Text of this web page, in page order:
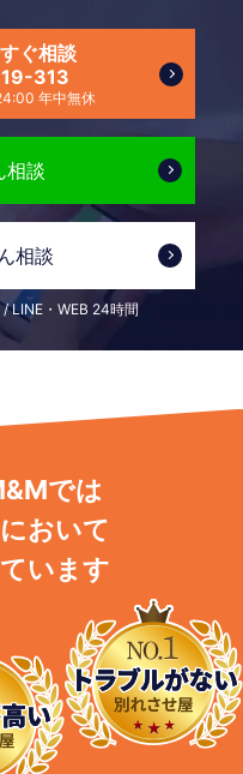
ぐ相談
313
年中無休
相談
相談
LINE・WEB 24時間
では
おいて
います